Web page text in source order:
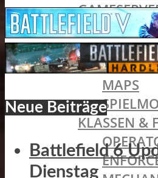
BATTLEFIELD
MAPS
KLASSEN &
Neue Beiträge
Battlefield 6
Dienstag